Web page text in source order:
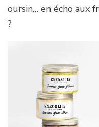
oursin… en écho aux
?